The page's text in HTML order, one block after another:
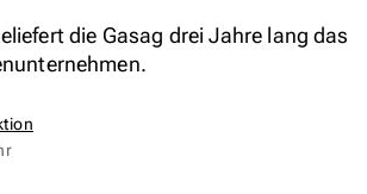
die Gasag drei Jahre lang das